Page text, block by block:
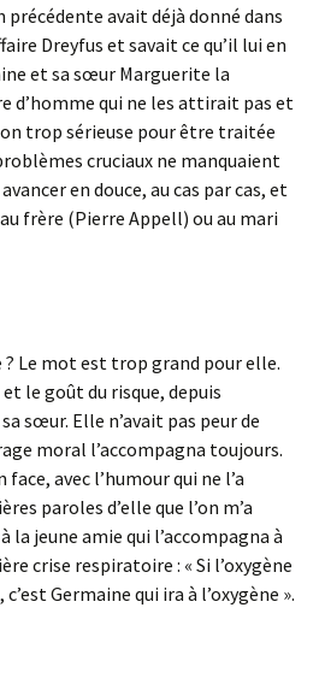
avait déjà donné dans
Dreyfus et savait ce qu’il lui en
et sa sœur Marguerite la
d’homme qui ne les attirait pas et
trop sérieuse pour être traitée
cruciaux ne manquaient
en douce, au cas par cas, et
frère (Pierre Appell) ou au mari
Le mot est trop grand pour elle.
le goût du risque, depuis
sœur. Elle n’avait pas peur de
moral l’accompagna toujours.
avec l’humour qui ne l’a
paroles d’elle que l’on m’a
jeune amie qui l’accompagna à
crise respiratoire : « Si l’oxygène
Germaine qui ira à l’oxygène ».